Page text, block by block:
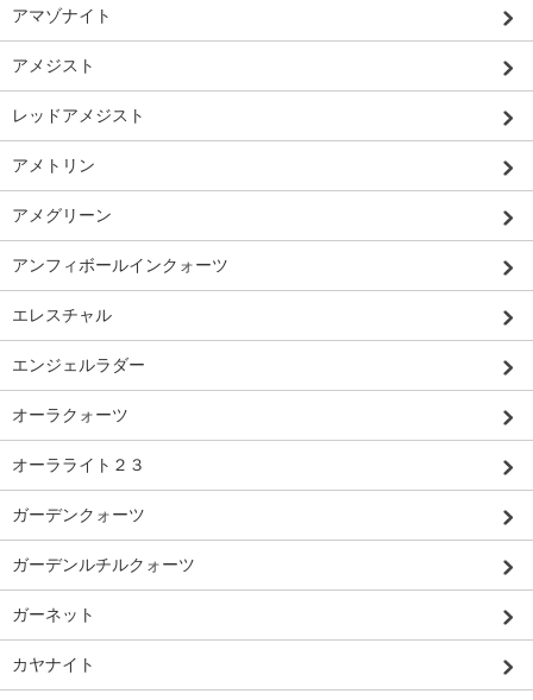
アマゾナイト
アメジスト
レッドアメジスト
アメトリン
アメグリーン
アンフィボールインクォーツ
エレスチャル
エンジェルラダー
オーラクォーツ
オーラライト２３
ガーデンクォーツ
ガーデンルチルクォーツ
ガーネット
カヤナイト